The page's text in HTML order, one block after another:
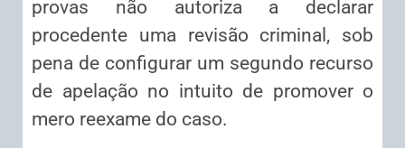
provas não autoriza a declarar
procedente uma revisão criminal, sob
pena de configurar um segundo recurso
de apelação no intuito de promover o
mero reexame do caso.